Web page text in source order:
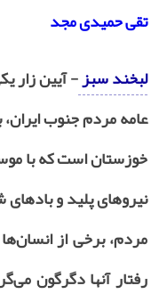
تقی حمیدی مجد
لبخند سبز-آیین زار
عامه مردم جنوب
خوزستان است که با
نیروهای پلید و
مردم، برخی از
رفتار آنها دگرگون